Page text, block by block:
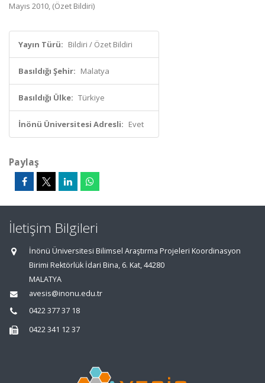
Mayıs 2010, (Özet Bildiri)
Yayın Türü: Bildiri / Özet Bildiri
Basıldığı Şehir: Malatya
Basıldığı Ülke: Türkiye
İnönü Üniversitesi Adresli: Evet
Paylaş
İletişim Bilgileri
İnönü Üniversitesi Bilimsel Araştırma Projeleri Koordinasyon
Birimi Rektörlük İdari Bina, 6. Kat, 44280
MALATYA
avesis@inonu.edu.tr
0422 377 37 18
0422 341 12 37